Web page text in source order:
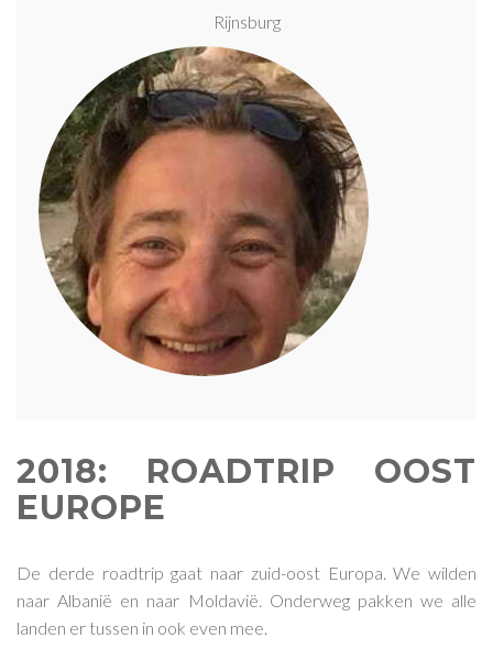
Rijnsburg
2018: ROADTRIP OOST
EUROPE
De derde roadtrip gaat naar zuid-oost Europa. We wilden
naar Albanië en naar Moldavië. Onderweg pakken we alle
landen er tussen in ook even mee.